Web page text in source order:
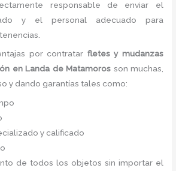
responsable de enviar el
y el personal adecuado para
por contratar fletesy mudanzas
en Landa de Matamoros son muchas,
y dando garantías tales como:
y calificado
de todos los objetos sin importar el